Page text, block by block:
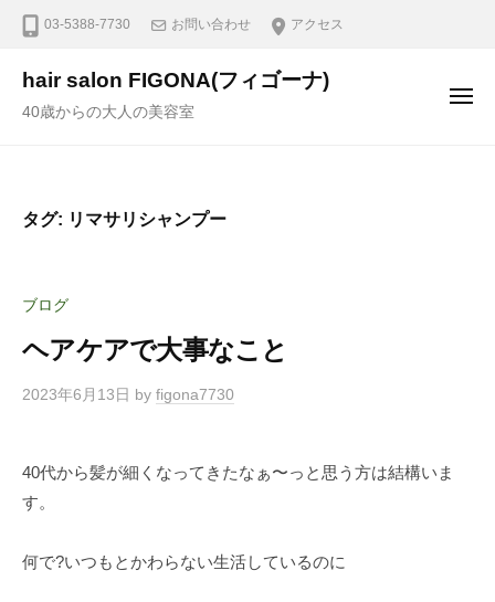
03-5388-7730 お問い合わせ アクセス
hair salon FIGONA(フィゴーナ)
40歳からの大人の美容室
タグ: リマサリシャンプー
ブログ
ヘアケアで大事なこと
2023年6月13日 by figona7730
40代から髪が細くなってきたなぁ〜っと思う方は結構いま
す。
何で?いつもとかわらない生活しているのに